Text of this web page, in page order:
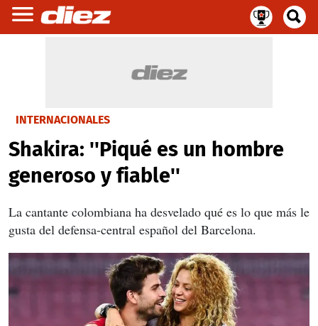
INTERNACIONALES
Shakira: ''Piqué es un hombre
generoso y fiable''
La cantante colombiana ha desvelado qué es lo que más le
gusta del defensa-central español del Barcelona.